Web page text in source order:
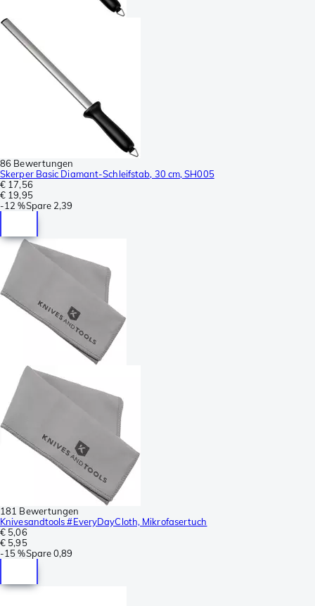
86 Bewertungen
Skerper Basic Diamant-Schleifstab, 30 cm, SH005
€ 17,56
€ 19,95
-12 %Spare 2,39
181 Bewertungen
Knivesandtools #EveryDayCloth, Mikrofasertuch
€ 5,06
€ 5,95
-15 %Spare0,89